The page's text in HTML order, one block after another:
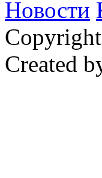
Новости
Created